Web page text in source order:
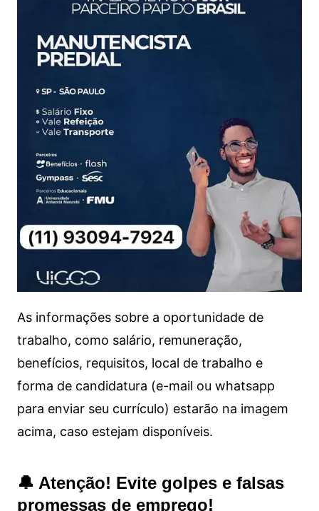
As informações sobre a oportunidade de
trabalho, como salário, remuneração,
benefícios, requisitos, local de trabalho e
forma de candidatura (e-mail ou whatsapp
para enviar seu currículo) estarão na imagem
acima, caso estejam disponíveis.
🔔 Atenção! Evite golpes e falsas
promessas de emprego!